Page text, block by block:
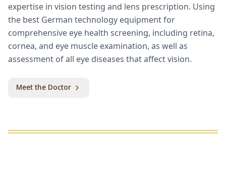
expertise in vision testing and lens prescription. Using
the best German technology equipment for
comprehensive eye health screening, including retina,
cornea, and eye muscle examination, as well as
assessment of all eye diseases that affect vision.
Meet the Doctor